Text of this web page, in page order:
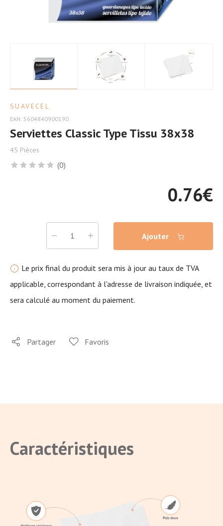
SUAVECEL
EAN: 5604840900190
Serviettes Classic Type Tissu 38x38
45 Pièces
(0)
0.76€
Ajouter
Le prix final du produit sera mis à jour au taux de TVA
applicable, correspondant à l'adresse de livraison indiquée, et
sera calculé au moment du paiement.
Partager Favoris
Caractéristiques